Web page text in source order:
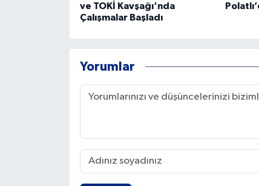
ve TOKİ Kavşağı'nda
Çalışmalar Başladı
Yorumlar